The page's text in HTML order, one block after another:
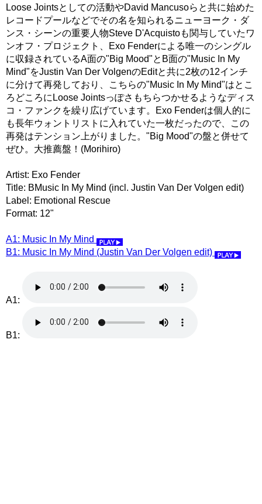
Loose Jointsとしての活動やDavid Mancusoらと共に始めた
レコードプールなどでその名を知られるニューヨーク・ダ
ンス・シーンの重要人物Steve D'Acquistoも関与していたワ
ンオフ・プロジェクト、Exo Fenderによる唯一のシングル
に収録されているA面の"Big Mood"とB面の"Music In My
Mind"をJustin Van Der VolgenのEditと共に2枚の12インチ
に分けて再発しており、こちらの"Music In My Mind"はとこ
ろどころにLoose Jointsっぽさもちらつかせるようなディス
コ・ファンクを繰り広げています。Exo Fenderは個人的に
も長年ウォントリストに入れていた一枚だったので、この
再発はテンション上がりました。"Big Mood"の盤と併せて
ぜひ。大推薦盤！(Morihiro)
Artist: Exo Fender
Title: BMusic In My Mind (incl. Justin Van Der Volgen edit)
Label: Emotional Rescue
Format: 12"
A1: Music In My Mind
B1: Music In My Mind (Justin Van Der Volgen edit)
A1:
B1: